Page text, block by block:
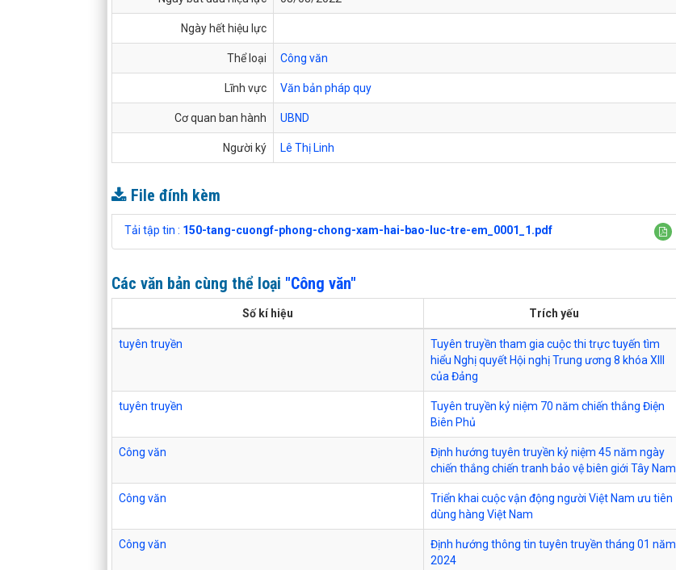
Ngày hết hiệu lực
Thể loại Công văn
Lĩnh vực Văn bản pháp quy
Cơ quan ban hành UBND
Người ký Lê Thị Linh
File đính kèm
Tải tập tin : 150-tang-cuongf-phong-chong-xam-hai-bao-luc-tre-em_0001_1.pdf
Các văn bản cùng thể loại "Công văn"
Số kí hiệu Trích yếu
tuyên truyền
Tuyên truyền tham gia cuộc thi trực tuyến tìm
hiểu Nghị quyết Hội nghị Trung ương 8 khóa XIII
của Đảng
tuyên truyền
Tuyên truyền kỷ niệm 70 năm chiến thắng Điện
Biên Phủ
Công văn
Định hướng tuyên truyền kỷ niệm 45 năm ngày
chiến thắng chiến tranh bảo vệ biên giới Tây Nam
Công văn
Triển khai cuộc vận động người Việt Nam ưu tiên
dùng hàng Việt Nam
Công văn
Định hướng thông tin tuyên truyền tháng 01 năm
2024